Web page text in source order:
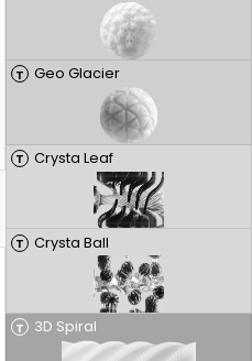
T Geo Glacier
T Crysta Leaf
T Crysta Ball
T 3D Spiral